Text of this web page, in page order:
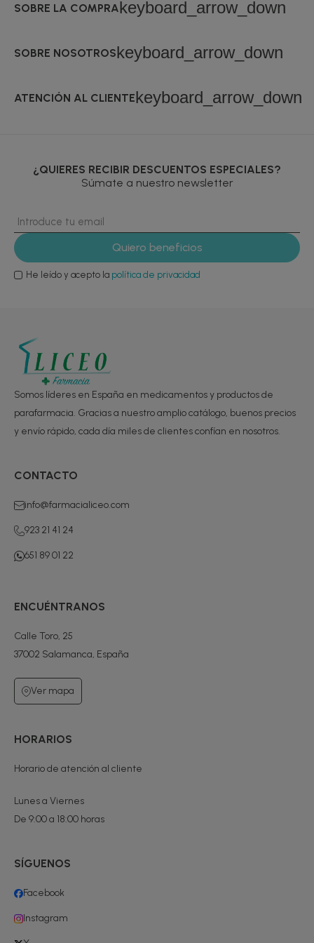
SOBRE LA COMPRAkeyboard_arrow_down
SOBRE NOSOTROSkeyboard_arrow_down
ATENCIÓN AL CLIENTEkeyboard_arrow_down
¿QUIERES RECIBIR DESCUENTOS ESPECIALES?
Súmate a nuestro newsletter
He leído y acepto la política de privacidad
Somos líderes en España en medicamentos y productos de
parafarmacia. Gracias a nuestro amplio catálogo, buenos precios
y envío rápido, cada día miles de clientes confían en nosotros.
CONTACTO
info@farmacialiceo.com
923 21 41 24
651 89 01 22
ENCUÉNTRANOS
Calle Toro, 25
37002 Salamanca, España
Ver mapa
HORARIOS
Horario de atención al cliente
Lunes a Viernes
De 9:00 a 18:00 horas
SÍGUENOS
Facebook
Instagram